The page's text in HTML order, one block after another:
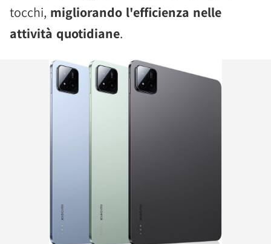
tocchi, migliorando l'efficienza nelle
attività quotidiane.